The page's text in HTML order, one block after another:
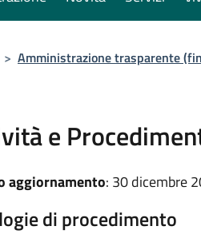
> Amministrazione trasparente
e
aggiornamento: 30 dicembre
di procedimento